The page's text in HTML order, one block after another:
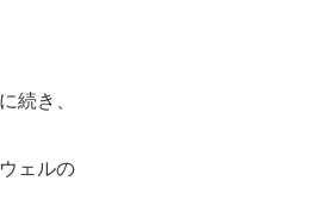
続き、
ェルの